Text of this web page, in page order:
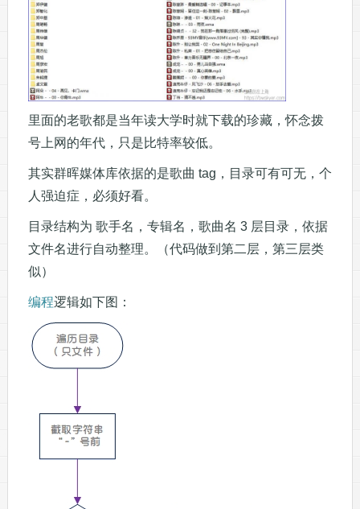
里面的老歌都是当年读大学时就下载的珍藏，怀念拨
号上网的年代，只是比特率较低。
其实群晖媒体库依据的是歌曲 tag，目录可有可无，个
人强迫症，必须好看。
目录结构为 歌手名，专辑名，歌曲名 3 层目录，依据
文件名进行自动整理。（代码做到第二层，第三层类
似）
编程逻辑如下图：